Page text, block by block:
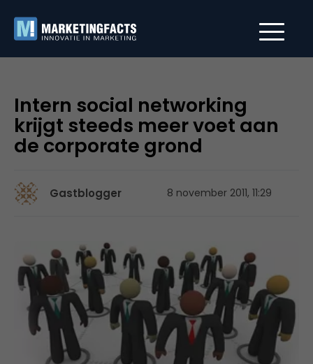
Intern social networking
krijgt steeds meer voet aan
de corporate grond
Gastblogger 8 november 2011, 11:29